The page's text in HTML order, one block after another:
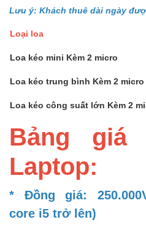
Lưu ý: Khách thuê dài ngày
Loại loa
Loa kéo mini Kèm 2 micro
Loa kéo trung bình Kèm 2 micro
Loa kéo công suất lớn Kèm 2
Bảng giá
Laptop:
* Đồng giá:
core i5 trở lên)